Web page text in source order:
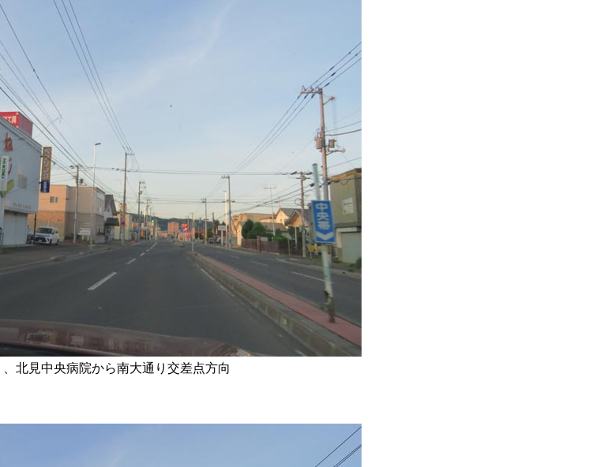
、北見中央病院から南大通り交差点方向